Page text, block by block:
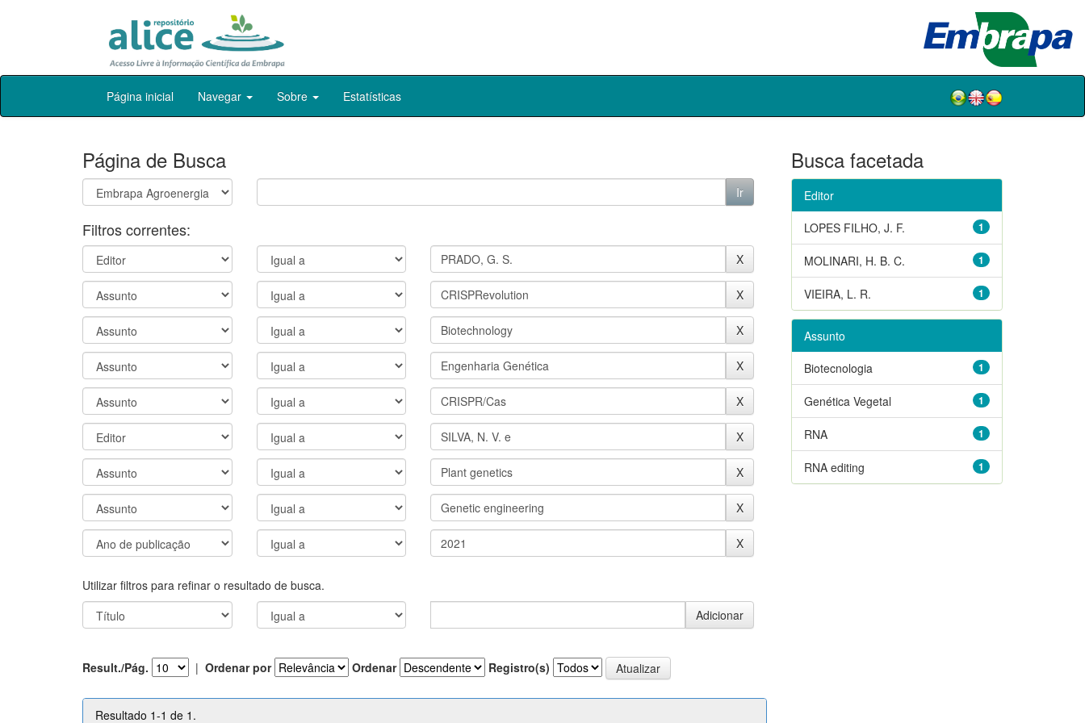
Skip
Página inicial Navegar Sobre Estatísticas
Página de Busca
Filtros correntes:
Utilizar filtros para refinar o resultado de busca.
Result./Pág. | Ordenar por Ordenar Registro(s)
Resultado 1-1 de 1.
Busca facetada
Editor
1
LOPES FILHO, J. F.
1
MOLINARI, H. B. C.
1
VIEIRA, L. R.
Assunto
1
Biotecnologia
1
Genética Vegetal
1
RNA
1
RNA editing